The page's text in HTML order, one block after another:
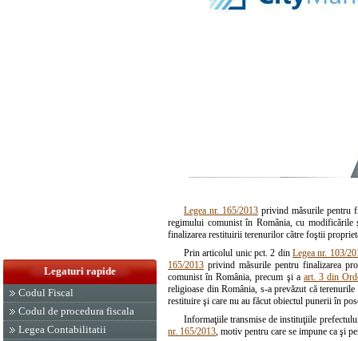
Legaturi rapide
Codul Fiscal
Codul de procedura fiscala
Legea Contabilitatii
Legea nr. 165/2013 privind măsurile pentru
regimului comunist în România, cu modificările
finalizarea restituirii terenurilor către foştii
Prin articolul unic pct. 2 dinLegea nr. 103/
165/2013 privind măsurile pentru finalizarea
comunist în România, precum şi a art. 3 din
religioase din România, s-a prevăzut că
restituire şi care nu au făcut obiectul punerii în
Informaţiile transmise de instituţiile
nr. 165/2013 , motiv pentru care se impune ca şi